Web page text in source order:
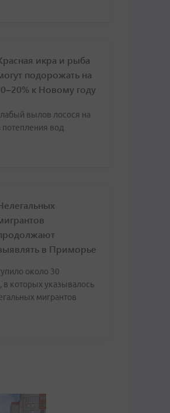
икра и рыба
подорожать на
к Новому году
вылов лосося на
потепления вод
в Приморье
около 30
которых указывалось
мигрантов